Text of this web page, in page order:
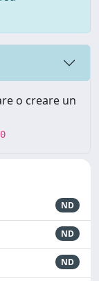
o creare un
ND
ND
ND